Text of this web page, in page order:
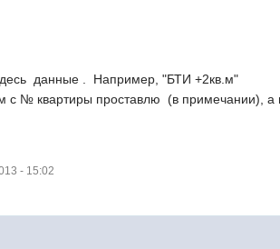
данные . Например, "БТИ +2кв.м"
квартиры проставлю (в примечании), а
- 15:02